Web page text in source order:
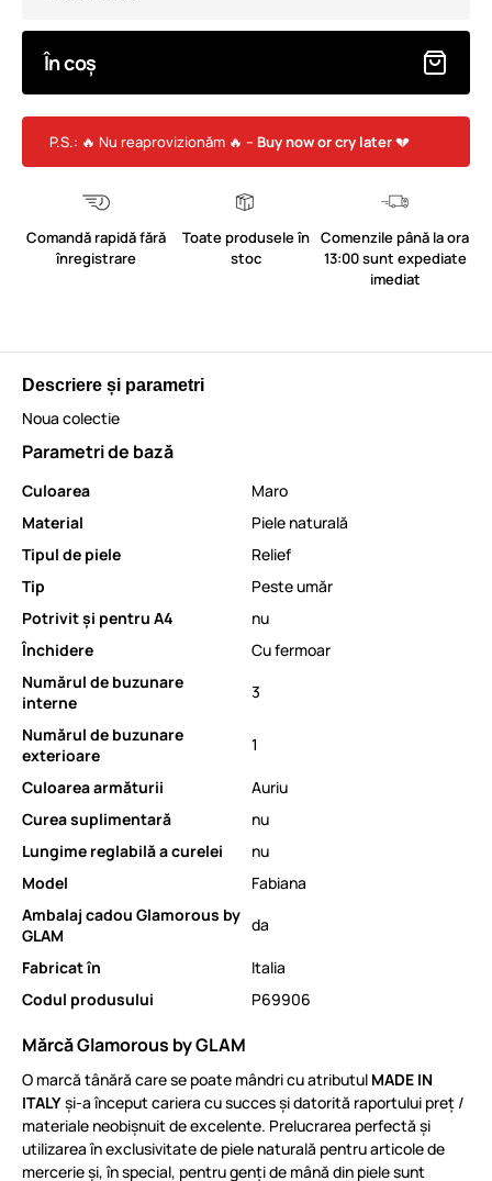
În coș
P.S.: 🔥 Nu reaprovizionăm 🔥 – Buy now or cry later💔
Comandă rapidă fără
înregistrare
Toate produsele în
stoc
Comenzile până la ora
13:00 sunt expediate
imediat
Descriere și parametri
Noua colectie
Parametri de bază
Culoarea
Maro
Material
Piele naturală
Tipul de piele
Relief
Tip
Peste umăr
Potrivit și pentru A4
nu
Închidere
Cu fermoar
Numărul de buzunare
interne
3
Numărul de buzunare
exterioare
1
Culoarea armăturii
Auriu
Curea suplimentară
nu
Lungime reglabilă a curelei
nu
Model
Fabiana
Ambalaj cadou Glamorous by
GLAM
da
Fabricat în
Italia
Codul produsului
P69906
Mărcă Glamorous by GLAM
O marcă tânără care se poate mândri cu atributul MADE IN
ITALYși-a început cariera cu succes și datorită raportului preț /
materiale neobișnuit de excelente. Prelucrarea perfectă și
utilizarea în exclusivitate de piele naturală pentru articole de
mercerie și, în special, pentru genți de mână din piele sunt